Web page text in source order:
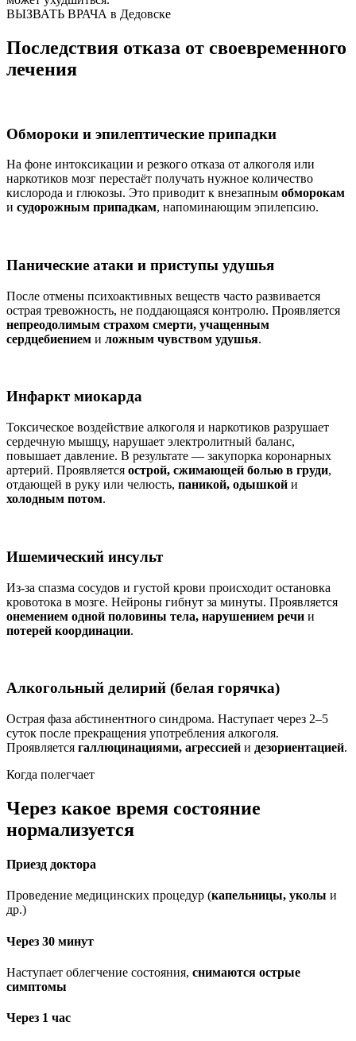
ВЫЗВАТЬ ВРАЧА в Дедовске
Последствия отказа от своевременного
лечения
Обмороки и эпилептические припадки
На фоне интоксикации и резкого отказа от алкоголя или
наркотиков мозг перестаёт получать нужное количество
кислорода и глюкозы. Это приводит к внезапным обморокам
и судорожным припадкам, напоминающим эпилепсию.
Панические атаки и приступы удушья
После отмены психоактивных веществ часто развивается
острая тревожность, не поддающаяся контролю. Проявляется
непреодолимым страхом смерти, учащенным
сердцебиением и ложным чувством удушья.
Инфаркт миокарда
Токсическое воздействие алкоголя и наркотиков разрушает
сердечную мышцу, нарушает электролитный баланс,
повышает давление. В результате — закупорка коронарных
артерий. Проявляется острой, сжимающей болью в груди,
отдающей в руку или челюсть, паникой, одышкой и
холодным потом.
Ишемический инсульт
Из-за спазма сосудов и густой крови происходит остановка
кровотока в мозге. Нейроны гибнут за минуты. Проявляется
онемением одной половины тела, нарушением речи и
потерей координации.
Алкогольный делирий (белая горячка)
Острая фаза абстинентного синдрома. Наступает через 2–5
суток после прекращения употребления алкоголя.
Проявляется галлюцинациями, агрессией и дезориентацией.
Когда полегчает
Через какое время состояние
нормализуется
Приезд доктора
Проведение медицинских процедур (капельницы, уколы и
др.)
Через 30 минут
Наступает облегчение состояния, снимаются острые
симптомы
Через 1 час